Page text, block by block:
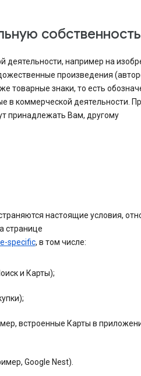
собственность
деятельности, например на
произведения
товарные знаки, то есть
в коммерческой деятельности.
принадлежать Вам, другому
настоящие условия,
странице
specific, в том числе:
и Карты);
встроенные Карты в
Google Nest).